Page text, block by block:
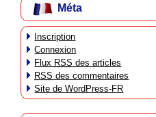
Méta
Inscription
Connexion
Flux RSS des articles
RSS des commentaires
Site de WordPress-FR